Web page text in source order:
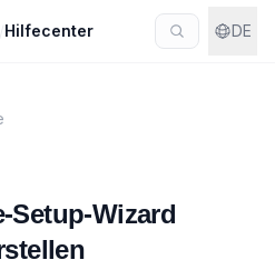
Hilfecenter DE
Setup-Wizard